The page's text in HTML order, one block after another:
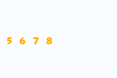
5 6 7 8